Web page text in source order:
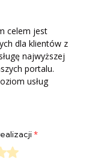
celem jest
dla klientów z
najwyższej
portalu.
usług
*